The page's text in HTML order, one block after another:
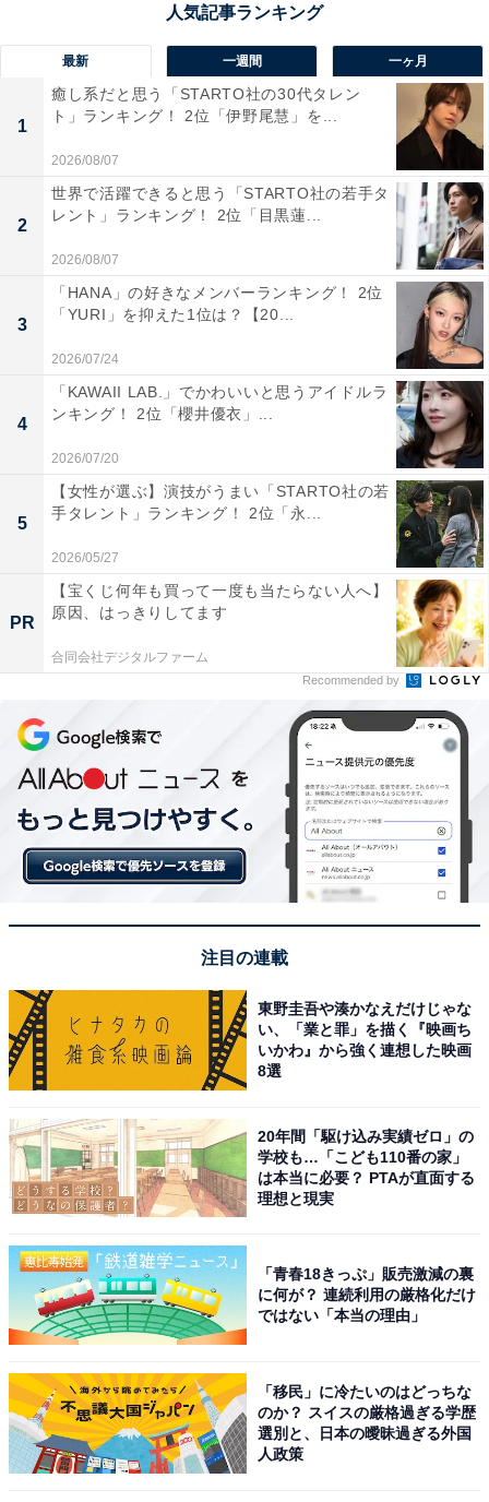
「弘前は落ち着いた街のイメージがあって、昔から
の家や土地を持っている人が多そうに感じます」
（40代男性／北海道）
「歴史ある城下町であり、古くからの資産家や医
家、リンゴ農家の中でも広大な土地を持つ富裕層が
多いイメージがあるからです」（40代男性／宮城
1位：青森／115票
県庁所在地である青森市は、陸奥湾に面した港町として
発展し、現在は交通の要衝としても機能しています。県
の中心として経済を牽引する活力と、広大な土地をバッ
クボーンに持つイメージが「お金持ち」という回答に直
結。僅差で「弘前」をかわし、堂々のトップに選ばれま
した。
回答者コメント
ている大都市だから」（50代男性／東京都）
「県庁所在地である青森市を中心に行政・経済機能
が集まり、高級車や法人車両も多い印象があり、比
較的余裕のある地域イメージにつながるからです」
（30代女性／愛知県）
「青森市は県庁所在地であり、商業施設や公共施設
が多く、経済的に豊かな印象があります」（50代男
最新 一週間 一ヶ月
1
癒し系だと思う「STARTO社の30代タレン
ト」ランキング！ 2位「伊野尾慧」を...
2026/08/07
2
世界で活躍できると思う「STARTO社の若手タ
レント」ランキング！ 2位「目黒蓮...
2026/08/07
3
「HANA」の好きなメンバーランキング！ 2位
「YURI」を抑えた1位は？【20...
2026/07/24
4
「KAWAII LAB.」でかわいいと思うアイドルラ
ンキング！ 2位「櫻井優衣」...
2026/07/20
5
【女性が選ぶ】演技がうまい「STARTO社の若
手タレント」ランキング！ 2位「永...
2026/05/27
PR
【宝くじ何年も買って一度も当たらない人へ】
原因、はっきりしてます
合同会社デジタルファーム
Recommended by
注目の連載
東野圭吾や湊かなえだけじゃな
い、「業と罪」を描く『映画ち
いかわ』から強く連想した映画
8選
20年間「駆け込み実績ゼロ」の
学校も…「こども110番の家」
は本当に必要？ PTAが直面する
理想と現実
「青春18きっぷ」販売激減の裏
に何が？ 連続利用の厳格化だけ
ではない「本当の理由」
「移民」に冷たいのはどっちな
のか？ スイスの厳格過ぎる学歴
選別と、日本の曖昧過ぎる外国
人政策